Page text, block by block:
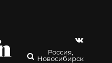
Россия,
Новосибирск